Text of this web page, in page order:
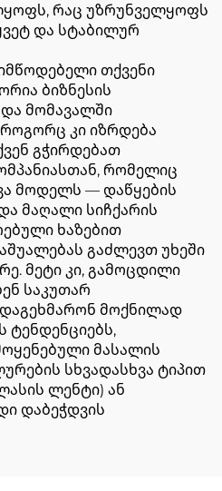
რაც უზრუნველყოფს
და სტაბილურ
თქვენი
ბიზნესის
მომავალში
კი იზრდება
გჭირდებათ
რომელიც
მოდელს — დაწყების
მაღალი სიჩქარის
ხაზებით
გაძლევთ უხეში
მეტი კი, გამოცდილი
საკუთარ
მოქნილად
ტენდენციებს,
მასალის
სხვადასხვა ტიპით
ლენტი) ან
დაბეჭდვის